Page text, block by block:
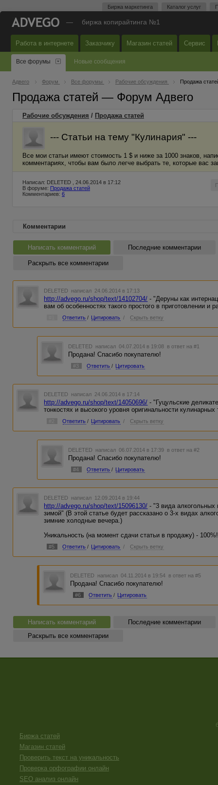
Биржа маркетинга Каталог услуг
— биржа копирайтинга №1
Работа в интернете Заказчику Магазин статей Сервис
Все форумы Новые сообщения
Адвего Форум Все форумы Рабочие обсуждения Продажа
Продажа статей — Форум Адвего
Рабочие обсуждения / Продажа статей
--- Статьи на тему "Кулинария" ---
Все мои статьи имеют стоимость 1 $ и ниже за 1000 знаков,
комментариях, чтобы вам было легче выбрать те, которые вас
Написал: DELETED , 24.06.2014 в 17:12
В форуме: Продажа статей
Комментариев: 6
Комментарии
Написать комментарий Последние комментарии
Раскрыть все комментарии
DELETED написал 24.06.2014 в 17:13
http://advego.ru/shop/text/14102704/ - "Деруны как
вам об особенностях такого простого в приготовлении и
Ответить / Цитировать / Скрыть ветку
DELETED написал 04.07.2014 в 19:08 в ответ на #1
Продана! Спасибо покупателю!
#3 Ответить / Цитировать
DELETED написал 24.06.2014 в 17:14
http://advego.ru/shop/text/14050696/ - "Гуцульские
тонкостях и высокого уровня оригинальности
Ответить / Цитировать / Скрыть ветку
DELETED написал 06.07.2014 в 17:39 в ответ на #2
Продана! Спасибо покупателю!
#4 Ответить / Цитировать
DELETED написал 12.09.2014 в 19:44
http://advego.ru/shop/text/15096130/ - "3 вида алкогольных
зимой" (В этой статье будет рассказано о 3-х видах
зимние холодные вечера.)
Уникальность (на момент сдачи статьи в продажу) - 100%!
#5 Ответить / Цитировать / Скрыть ветку
DELETED написал 04.11.2014 в 19:54 в ответ на #5
Продана! Спасибо покупателю!
#6 Ответить / Цитировать
Написать комментарий
Последние комментарии
Раскрыть все комментарии
Биржа статей
Магазин статей
Проверить текст на уникальность
Проверка орфографии онлайн
SEO анализ онлайн